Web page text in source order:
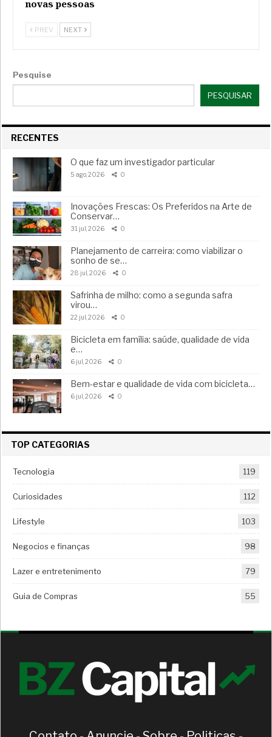
novas pessoas
PREV NEXT
Pesquise
PESQUISAR
RECENTES
O que faz um investigador particular
5 ago, 2026 0
Inovações Frescas: Os Preferidos na Arte de
Conservar…
31 jul, 2026 0
Planejamento de carreira: como viabilizar o
sonho de se…
28 jul, 2026 0
Safrinha de milho: como a segunda safra
virou…
22 jul, 2026 0
Bicicleta em família: saúde, qualidade de vida
e…
6 jul, 2026 0
Bem-estar e qualidade de vida com bicicleta…
6 jul, 2026 0
TOP CATEGORIAS
Tecnologia 119
Curiosidades 112
Lifestyle 103
Negocios e finanças 98
Lazer e entretenimento 79
Guia de Compras 55